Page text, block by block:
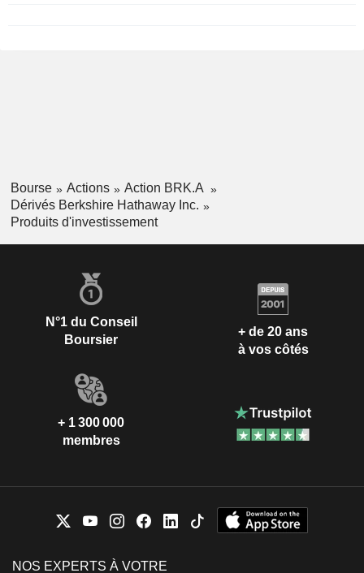
Bourse Actions
Action BRK.A
Dérivés Berkshire Hathaway Inc.
Produits d'investissement
N°1 du Conseil
Boursier
+ de 20 ans
à vos côtés
+ 1 300 000
membres
NOS EXPERTS À VOTRE